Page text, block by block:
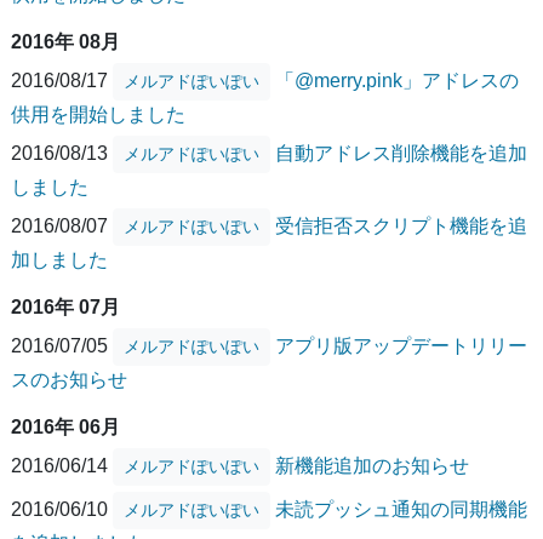
2016年 08月
2016/08/17
メルアドぽいぽい
「@merry.pink」アドレスの
供用を開始しました
2016/08/13
メルアドぽいぽい
自動アドレス削除機能を追加
しました
2016/08/07
メルアドぽいぽい
受信拒否スクリプト機能を追
加しました
2016年 07月
2016/07/05
メルアドぽいぽい
アプリ版アップデートリリー
スのお知らせ
2016年 06月
2016/06/14
メルアドぽいぽい 新機能追加のお知らせ
2016/06/10 メルアドぽいぽい
未読プッシュ通知の同期機能